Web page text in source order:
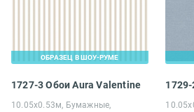
ОБРАЗЕЦ В ШОУ-РУМЕ
1727-3 Обои Aura Valentine
10.05х0.53м, Бумажные,